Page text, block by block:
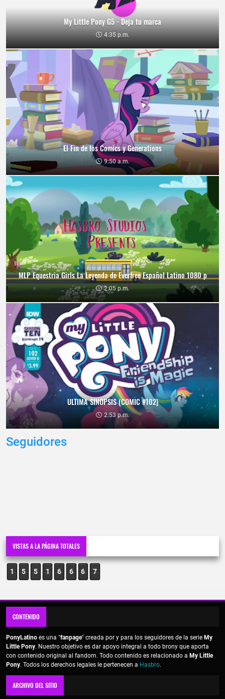
My Little Pony G5 - Deja tu marca
4:35 p.m.
El Fin de los Comics y Generations
9:50 a.m.
MLP Equestria Girls La Leyenda de Everfree Español Latino 1080 p
2:05 p.m.
ULTIMA SINOPSIS (COMIC #102)
2:53 p.m.
Seguidores
VISTAS A LA PÁGINA TOTALES
1 5 5 1 6 6 6 7
CONTENIDO
PonyLatino es una "fanpage" creada por y para los seguidores de la serie My
Little Pony. Nuestro objetivo es dar apoyo integral a todo brony que aporta
con contenido original al fandom. Todo contenido es relacionado a My Little
Pony. Todos los derechos legales le pertenecen a Hasbro.
ARCHIVO DEL SITIO